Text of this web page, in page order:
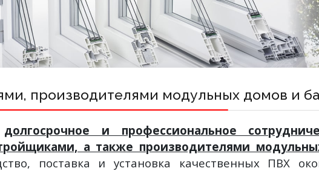
производителями модульных домов и
долгосрочное и профессиональное
а также производителями
поставка и установка качественных ПВХ